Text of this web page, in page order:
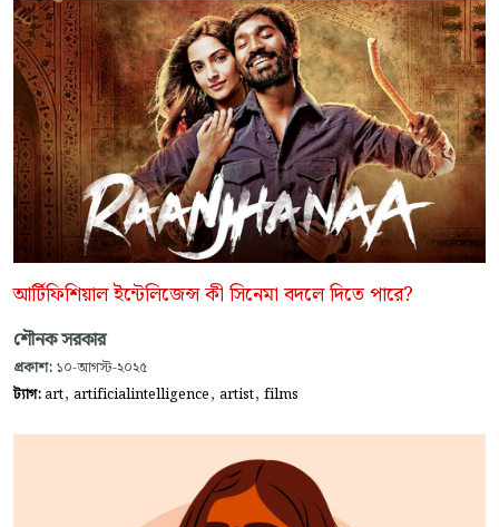
আর্টিফিশিয়াল ইন্টেলিজেন্স কী সিনেমা বদলে দিতে পারে?
শৌনক সরকার
প্রকাশ: ১০-আগস্ট-২০২৫
ট্যাগ:art, artificialintelligence, artist, films